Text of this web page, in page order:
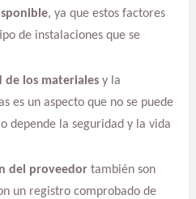
, ya que estos factores
de instalaciones que se
de los materialesy la
es un aspecto que no se puede
depende la seguridad y la vida
del proveedortambién son
un registro comprobado de